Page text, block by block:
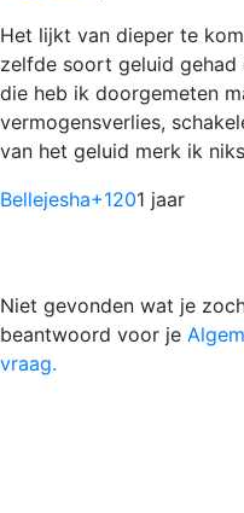
Het lijkt van dieper te
zelfde soort geluid
die heb ik doorgemeten
vermogensverlies,
van het geluid merk ik
Bellejesha+1201 jaar
Niet gevonden wat je
beantwoord voor je
vraag.